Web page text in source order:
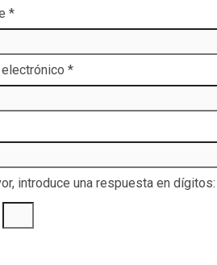
*
*
introduce una respuesta en dígitos: